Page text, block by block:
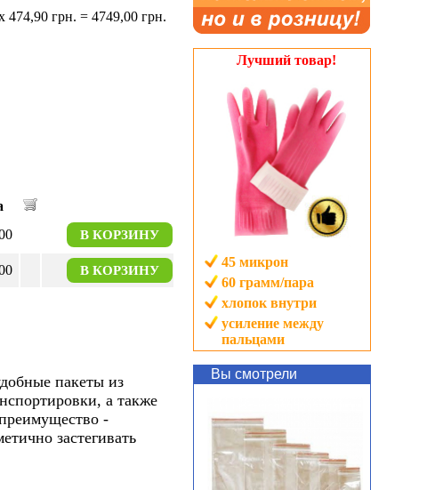
Лучший товар!
45 микрон
60 грамм/пара
хлопок внутри
усиление между
пальцами
Вы смотрели
474,90 грн. = 4749,00 грн.
В КОРЗИНУ
В КОРЗИНУ
пакеты из
а также
-
застегивать